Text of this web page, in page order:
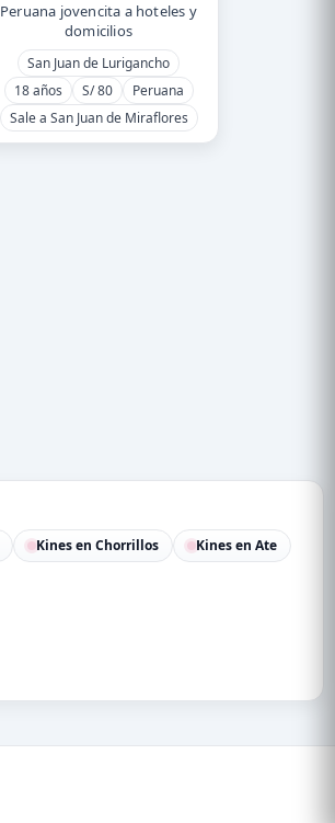
Peruana jovencita a hoteles y
domicilios
San Juan de Lurigancho
18 años
S/ 80
Peruana
Sale a San Juan de Miraflores
Kines en Chorrillos
Kines en Ate